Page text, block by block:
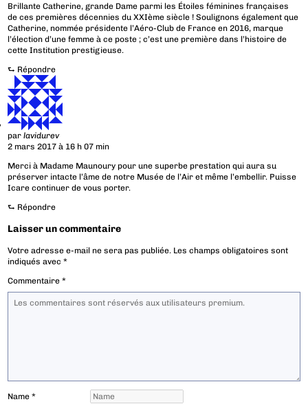
Brillante Catherine, grande Dame parmi les Étoiles féminines françaises
de ces premières décennies du XXIème siècle ! Soulignons également que
Catherine, nommée présidente l’Aéro-Club de France en 2016, marque
l’élection d’une femme à ce poste ; c’est une première dans l’histoire de
cette Institution prestigieuse.
⮑ Répondre
parlavidurev
2 mars 2017 à 16 h 07 min
Merci à Madame Maunoury pour une superbe prestation qui aura su
préserver intacte l’âme de notre Musée de l’Air et même l’embellir. Puisse
Icare continuer de vous porter.
⮑ Répondre
Laisser un commentaire
Votre adresse e-mail ne sera pas publiée. Les champs obligatoires sont
indiqués avec*
Commentaire*
Name*